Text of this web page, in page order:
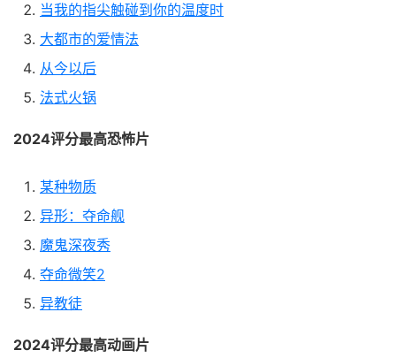
当我的指尖触碰到你的温度时
大都市的爱情法
从今以后
法式火锅
2024评分最高恐怖片
某种物质
异形：夺命舰
魔鬼深夜秀
夺命微笑2
异教徒
2024评分最高动画片